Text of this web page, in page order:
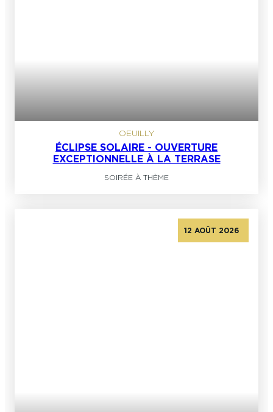
OEUILLY
ÉCLIPSE SOLAIRE - OUVERTURE
EXCEPTIONNELLE À LA TERRASE
SOIRÉE À THÈME
12 AOÛT 2026